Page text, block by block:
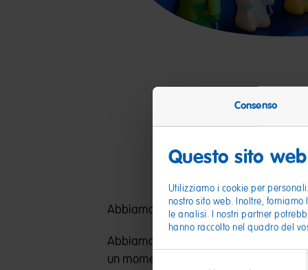
Consenso
Questo sito
Utilizziamo i cookie per
nostro sito web. Inoltre,
le analisi. I nostri partner
hanno raccolto nel quadro del
Selezione
Abbiamo festeggiato anche sui nostri
Abbiamo invitato i nostri followers su
un momento di gioia e li abbiamo